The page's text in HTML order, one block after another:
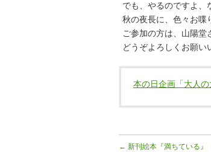
でも、やるのですよ、
秋の夜長に、色々お喋
ご参加の方は、山陽堂
どうぞよろしくお願い
本の日企画「大人の
← 新刊絵本『満ちている』